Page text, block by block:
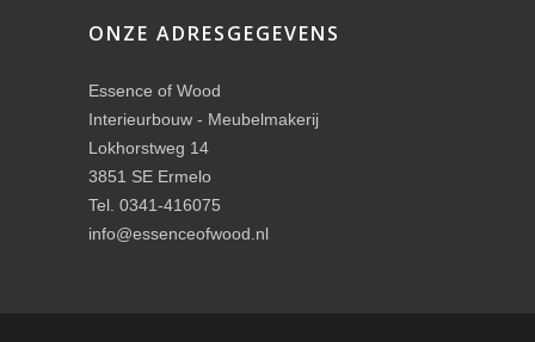
ONZE ADRESGEGEVENS
Essence of Wood
Interieurbouw - Meubelmakerij
Lokhorstweg 14
3851 SE Ermelo
Tel. 0341-416075
info@essenceofwood.nl